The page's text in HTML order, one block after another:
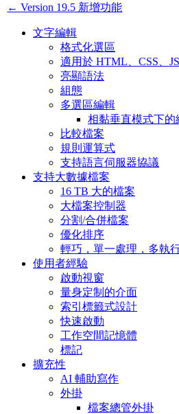
← Version 19.5 新增功能
文字編輯
格式化選區
適用於 HTML、CSS、
亮顯語法
組態
多選區編輯
相黏垂直模式下的
比較檔案
規則運算式
支持語言伺服器協議
支持大數據檔案
16 TB 大的檔案
大檔案控制器
分割/合併檔案
優化排序
輕巧，單一處理，多執
使用者經驗
啟動視窗
量身定制的介面
索引標籤式設計
快速啟動
工作空間記憶體
標記
擴充性
AI 輔助寫作
外掛
檔案總管外掛